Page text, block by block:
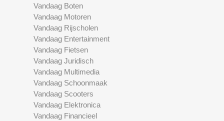
Vandaag Boten
Vandaag Motoren
Vandaag Rijscholen
Vandaag Entertainment
Vandaag Fietsen
Vandaag Juridisch
Vandaag Multimedia
Vandaag Schoonmaak
Vandaag Scooters
Vandaag Elektronica
Vandaag Financieel